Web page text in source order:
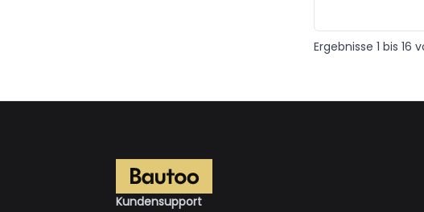
Ergebnisse 1 bis 16
Kundensupport